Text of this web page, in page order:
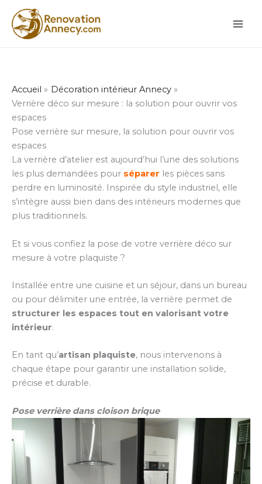
contenu
Accueil
Décoration intérieur Annecy
Verrière déco sur mesure : la solution pour ouvrir vos
espaces
Pose verrière sur mesure, la solution pour ouvrir vos
espaces
La verrière d’atelier est aujourd’hui l’une des solutions
les plus demandées pour séparer les pièces sans
perdre en luminosité. Inspirée du style industriel, elle
s’intègre aussi bien dans des intérieurs modernes que
plus traditionnels.
Et si vous confiez la pose de votre verrière déco sur
mesure à votre plaquiste ?
Installée entre une cuisine et un séjour, dans un bureau
ou pour délimiter une entrée, la verrière permet de
structurer les espaces tout en valorisant votre
intérieur.
En tant qu’artisan plaquiste, nous intervenons à
chaque étape pour garantir une installation solide,
précise et durable.
Pose verrière dans cloison brique